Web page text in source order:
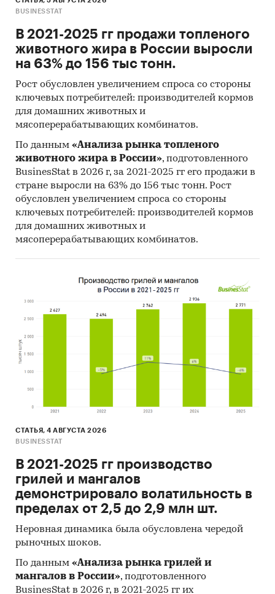
BUSINESSTAT
В 2021-2025 гг продажи топленого
животного жира в России выросли
на 63% до 156 тыс тонн.
Рост обусловлен увеличением спроса со стороны
ключевых потребителей: производителей кормов
для домашних животных и
мясоперерабатывающих комбинатов.
По данным «Анализа рынка топленого
животного жира в России», подготовленного
BusinesStat в 2026 г, за 2021-2025 гг его продажи в
стране выросли на 63% до 156 тыс тонн. Рост
обусловлен увеличением спроса со стороны
ключевых потребителей: производителей кормов
для домашних животных и
мясоперерабатывающих комбинатов.
СТАТЬЯ, 4 АВГУСТА 2026
BUSINESSTAT
В 2021-2025 гг производство
грилей и мангалов
демонстрировало волатильность в
пределах от 2,5 до 2,9 млн шт.
Неровная динамика была обусловлена чередой
рыночных шоков.
По данным «Анализа рынка грилей и
мангалов в России», подготовленного
BusinesStat в 2026 г, в 2021-2025 гг их